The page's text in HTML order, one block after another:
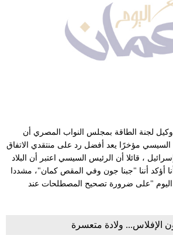
وكيل لجنة الطاقة بمجلس النواب المصري أن
السيسي مؤخرًا يعد أفضل رد على منتقدي الاتفاق
، قائلا أن الرئيس السيسي اعتبر أن البلاد
أننا "جبنا جون وفي المقص كمان"، مشددا
اليوم "على ضرورة تصحيح المصطلحات عند
الإفلاس... ولادة متعسرة